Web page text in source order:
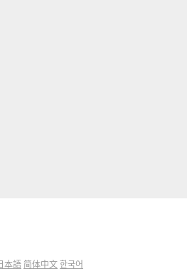
本語 简体中文 한국어